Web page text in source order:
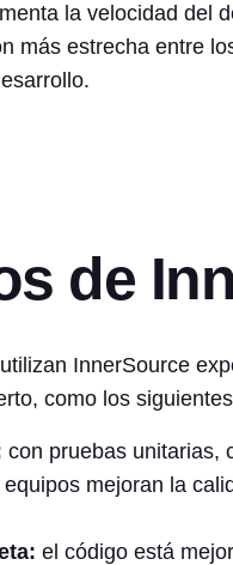
la velocidad del
más estrecha entre
de
InnerSource
como los
con pruebas unitarias,
mejoran la
el código está